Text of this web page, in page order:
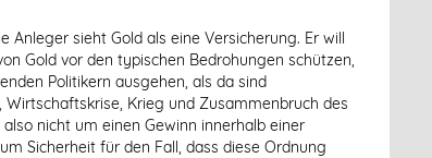
Anleger sieht Gold als eine Versicherung. Er will
Gold vor den typischen Bedrohungen schützen,
Politikern ausgehen, als da sind
Krieg und Zusammenbruch des
nicht um einen Gewinn innerhalb einer
Sicherheit für den Fall, dass diese Ordnung